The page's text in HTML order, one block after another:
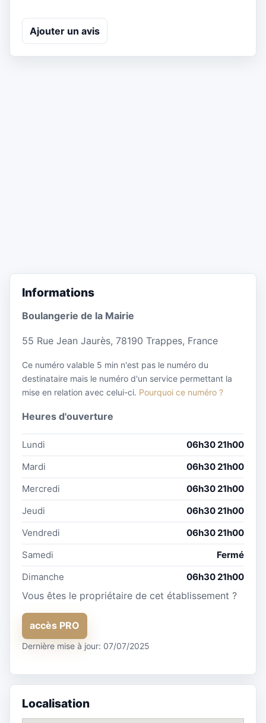
Ajouter un avis
Informations
Boulangerie de la Mairie
55 Rue Jean Jaurès, 78190 Trappes, France
Ce numéro valable 5 min n'est pas le numéro du
destinataire mais le numéro d'un service permettant la
mise en relation avec celui-ci. Pourquoi ce numéro ?
Heures d'ouverture
Lundi
06h30 21h00
Mardi
06h30 21h00
Mercredi
06h30 21h00
Jeudi
06h30 21h00
Vendredi
06h30 21h00
Samedi
Fermé
Dimanche
06h30 21h00
Vous êtes le propriétaire de cet établissement ?
accès PRO
Dernière mise à jour: 07/07/2025
Localisation